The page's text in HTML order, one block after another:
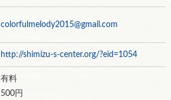
colorfulmelody2015@gmail.com
http://shimizu-s-center.org/?eid=1054
有料
500円